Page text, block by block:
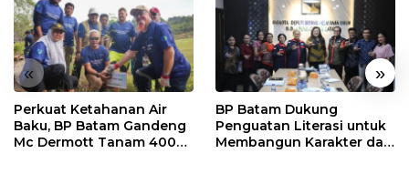
« »
Perkuat Ketahanan Air
Baku, BP Batam Gandeng
Mc Dermott Tanam 400
BP Batam Dukung
Penguatan Literasi untuk
Membangun Karakter dan